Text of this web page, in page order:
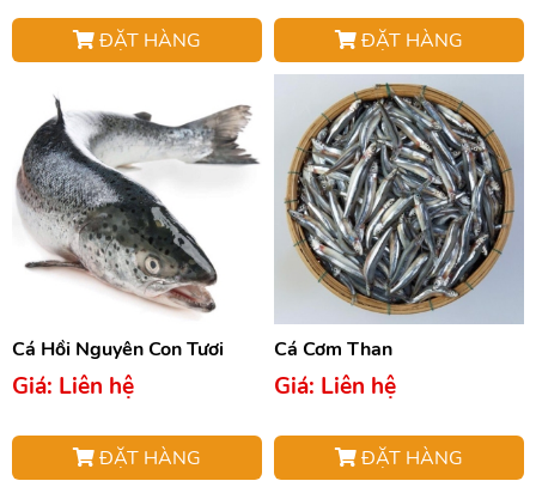
ĐẶT HÀNG ĐẶT HÀNG
Cá Hồi Nguyên Con Tươi
Giá: Liên hệ
ĐẶT HÀNG
Cá Cơm Than
Giá: Liên hệ
ĐẶT HÀNG